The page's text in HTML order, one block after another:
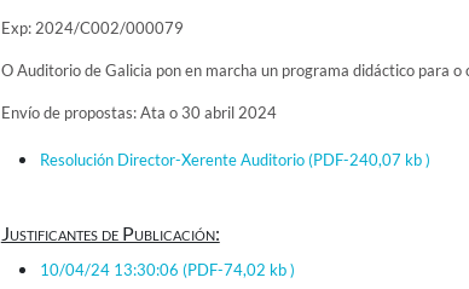
Exp: 2024/C002/000079
O Auditorio de Galicia pon en marcha un programa didáctico para
Envío de propostas: Ata o 30 abril 2024
Resolución Director-Xerente Auditorio(PDF-240,07 kb )
Justificantes de Publicación:
10/04/24 13:30:06 (PDF-74,02 kb )